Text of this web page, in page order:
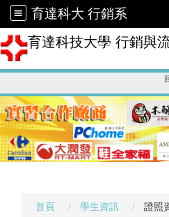
育達科大 行銷系
育達科技大學 行銷與
首頁 學生資訊 證照